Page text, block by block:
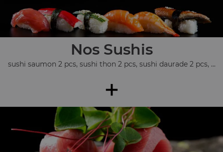
Nos Sushis
sushi saumon 2 pcs, sushi thon 2 pcs, sushi daurade 2 pcs, ...
+